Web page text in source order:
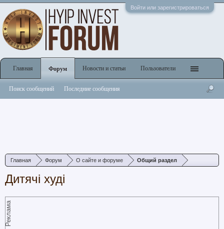
Войти или зарегистрироваться
Главная Форум О сайте и форуме Общий раздел
Дитячі худі
Реклама
Главная Форум
Поиск сообщений Последние сообщения
Новости и статьи Пользователи